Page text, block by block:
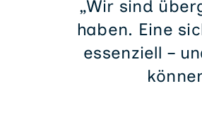
„Wir sind
haben. Eine
essenziell –